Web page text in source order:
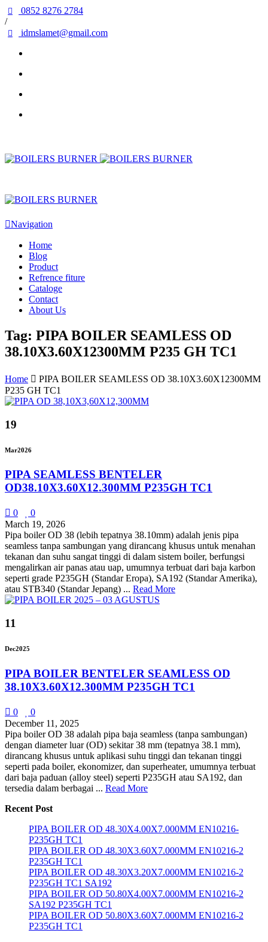
0852 8276 2784
/
idmslamet@gmail.com
Navigation
Home
Blog
Product
Refrence fiture
Cataloge
Contact
About Us
Tag: PIPA BOILER SEAMLESS OD
38.10X3.60X12300MM P235 GH TC1
Home
PIPA BOILER SEAMLESS OD 38.10X3.60X12300MM
P235 GH TC1
19
Mar2026
PIPA SEAMLESS BENTELER
OD38.10X3.60X12.300MM P235GH TC1
0
0
March 19, 2026
Pipa boiler OD 38 (lebih tepatnya 38.10mm) adalah jenis pipa
seamless tanpa sambungan yang dirancang khusus untuk menahan
tekanan dan suhu sangat tinggi di dalam sistem boiler, berfungsi
mengalirkan air panas atau uap, umumnya terbuat dari baja karbon
seperti grade P235GH (Standar Eropa), SA192 (Standar Amerika),
atau STB340 (Standar Jepang) ... Read More
11
Dec2025
PIPA BOILER BENTELER SEAMLESS OD
38.10X3.60X12.300MM P235GH TC1
0
0
December 11, 2025
Pipa boiler OD 38 adalah pipa baja seamless (tanpa sambungan)
dengan diameter luar (OD) sekitar 38 mm (tepatnya 38.1 mm),
dirancang khusus untuk aplikasi suhu tinggi dan tekanan tinggi
seperti pada boiler, ekonomizer, dan superheater, umumnya terbuat
dari baja paduan (alloy steel) seperti P235GH atau SA192, dan
tersedia dalam berbagai ... Read More
Recent Post
PIPA BOILER OD 48.30X4.00X7.000MM EN10216-
P235GH TC1
PIPA BOILER OD 48.30X3.60X7.000MM EN10216-2
P235GH TC1
PIPA BOILER OD 48.30X3.20X7.000MM EN10216-2
P235GH TC1 SA192
PIPA BOILER OD 50.80X4.00X7.000MM EN10216-2
SA192 P235GH TC1
PIPA BOILER OD 50.80X3.60X7.000MM EN10216-2
P235GH TC1